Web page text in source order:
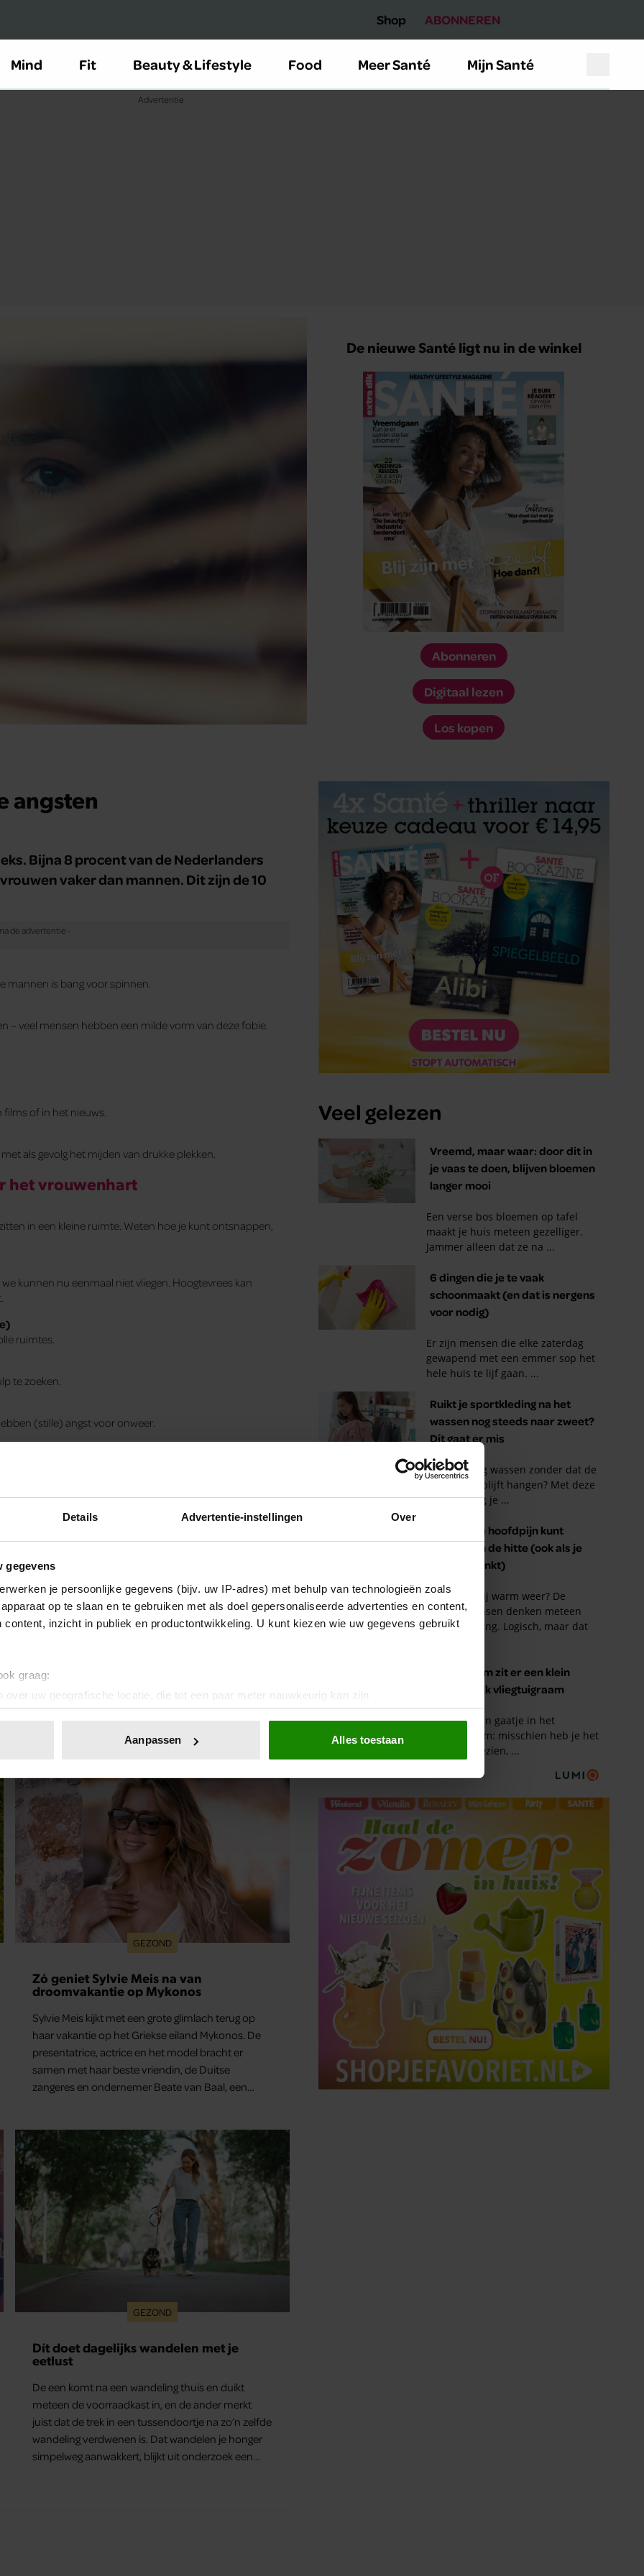
Details Advertentie-instellingen Over
gegevens
je persoonlijke gegevens (bijv. uw IP-adres) met behulp van technologieën zoals
op te slaan en te gebruiken met als doel gepersonaliseerde advertenties en content,
content, inzicht in publiek en productontwikkeling. U kunt kiezen wie uw gegevens gebruikt
graag:
over uw geografische locatie, die tot een paar meter nauwkeurig kan zijn
door het actief te scannen op specifieke eigenschappen (fingerprinting)
of intrekken in de Cookieverklaring.
en advertenties te personaliseren, om functies voor social media te bieden en om ons
Ook delen we informatie over uw gebruik van onze site met onze partners voor social
Deze partners kunnen deze gegevens combineren met andere informatie die u aan ze heeft
op basis van uw gebruik van hun services. U gaat akkoord met onze cookies als u
Aanpassen Alles toestaan
Shop ABONNEREN
Mind Fit Beauty & Lifestyle Food Meer Santé Mijn Santé
angsten
Bijna 8 procent van de Nederlanders
vaker dan mannen. Dit zijn de 10
mannen is bang voor spinnen.
– veel mensen hebben een milde vorm van deze fobie.
films of in het nieuws.
als gevolg het mijden van drukke plekken.
het vrouwenhart
in een kleine ruimte. Weten hoe je kunt ontsnappen,
kunnen nu eenmaal niet vliegen. Hoogtevrees kan
ruimtes.
te zoeken.
(stille) angst voor onweer.
doodse dingen of angst om zelf dood te gaan.
ervaring.
positiviteit in zijn leven kan gebruiken. Mensen die positief
moeilijke situaties beter aan. Positiviteit is dus aan te
De kracht van positief denken
zit boordevol tips,
die negatieve gevoelens wil leren omzetten in
GEZOND
Zó geniet Sylvie Meis na van
droomvakantie op Mykonos
Sylvie Meis kijkt met een grote glimlach terug op
haar vakantie op het Griekse eiland Mykonos. De
presentatrice, actrice en het model bracht er
samen met haar beste vriendin, de Duitse
zangeres en ondernemer Beate van Baal, een
bestemming én vertelt ze hoe bijzonder de reis
voor haar is geweest.
GEZOND
Dít doet dagelijks wandelen met je
eetlust
De een komt na een wandeling thuis en duikt
meteen de voorraadkast in, en de ander merkt
juist dat de trek in een tussendoortje na zo’n zelfde
wandeling verdwenen is. Dat wandelen je honger
simpelweg aanwakkert, blijkt uit onderzoek een
De nieuwe Santé ligt nu in de winkel
Abonneren
Digitaal lezen
Los kopen